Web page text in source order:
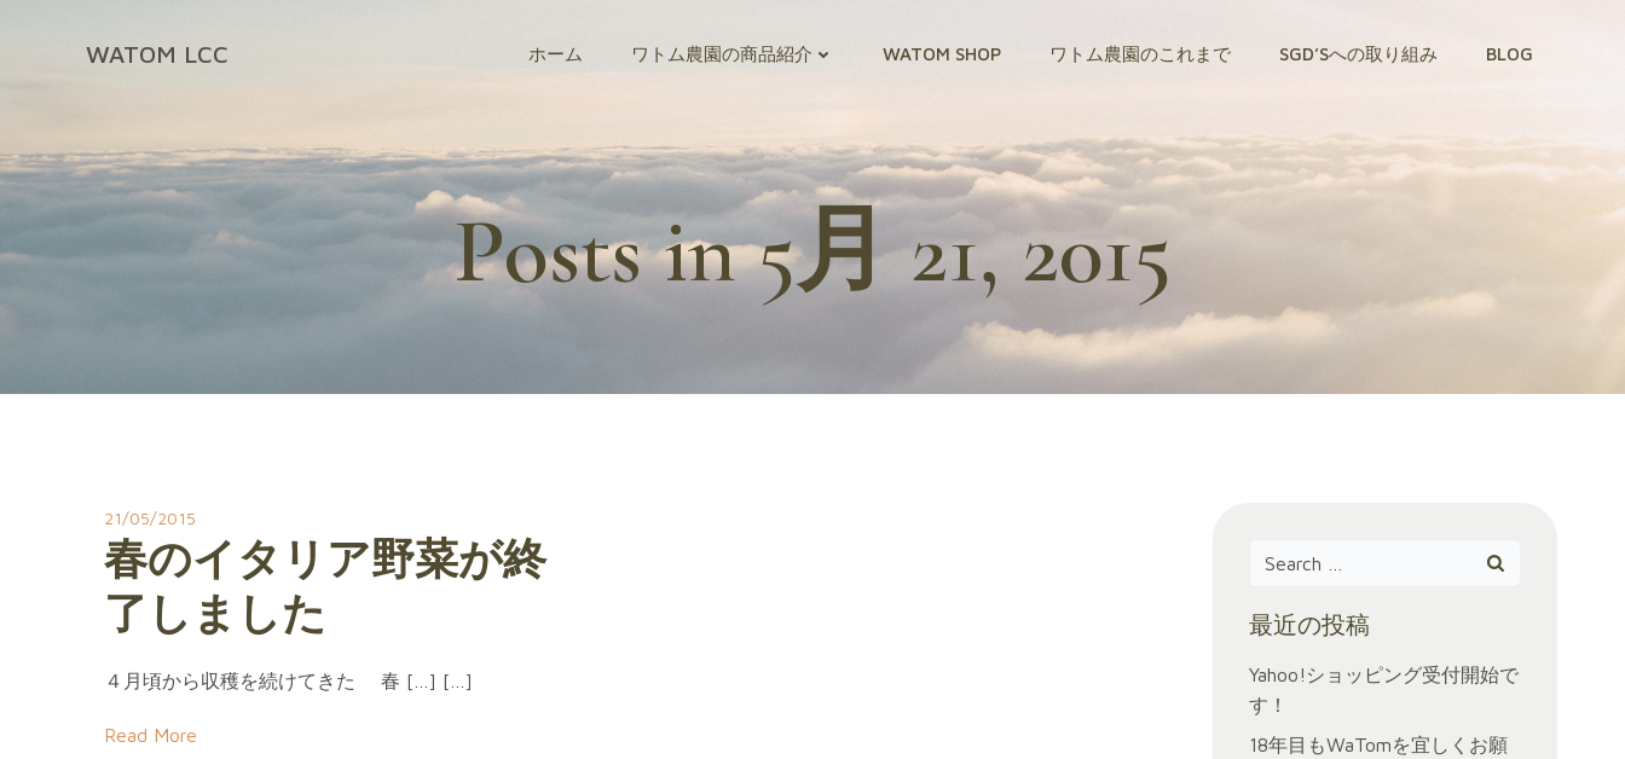
へ
ス
WATOM LCC ホーム ワトム農園の商品紹介 WATOM SHOP ワトム農園のこれまで SGD’Sへの取り組み BLOG
Posts in 5月 21, 2015
21/05/2015
春のイタリア野菜が終
了しました
４月頃から収穫を続けてきた 春 […] […]
Read More
Search
最近の投稿
Yahoo!ショッピング受付開始で
す！
18年目もWaTomを宜しくお願